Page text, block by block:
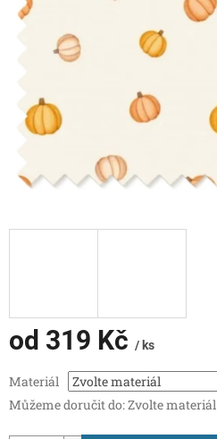
od 319 Kč / ks
cena:
Materiál
Můžeme doručit do:Zvolte materiál